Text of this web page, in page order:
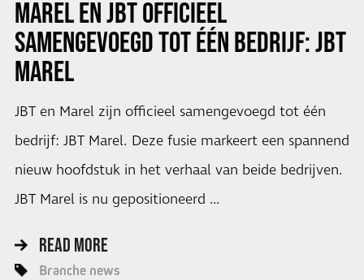
MAREL EN JBT OFFICIEEL
SAMENGEVOEGD TOT ÉÉN BEDRIJF: JBT
MAREL
JBT en Marel zijn officieel samengevoegd tot één
bedrijf: JBT Marel. Deze fusie markeert een spannend
nieuw hoofdstuk in het verhaal van beide bedrijven.
JBT Marel is nu gepositioneerd …
READ MORE
Branche news